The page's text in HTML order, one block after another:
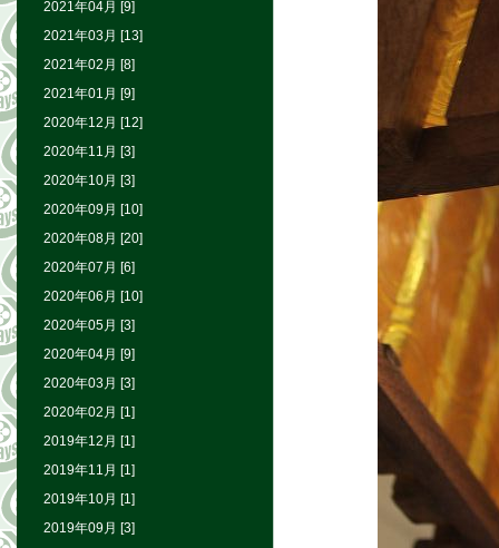
2021年04月 [9]
2021年03月 [13]
2021年02月 [8]
2021年01月 [9]
2020年12月 [12]
2020年11月 [3]
2020年10月 [3]
2020年09月 [10]
2020年08月 [20]
2020年07月 [6]
2020年06月 [10]
2020年05月 [3]
2020年04月 [9]
2020年03月 [3]
2020年02月 [1]
2019年12月 [1]
2019年11月 [1]
2019年10月 [1]
2019年09月 [3]